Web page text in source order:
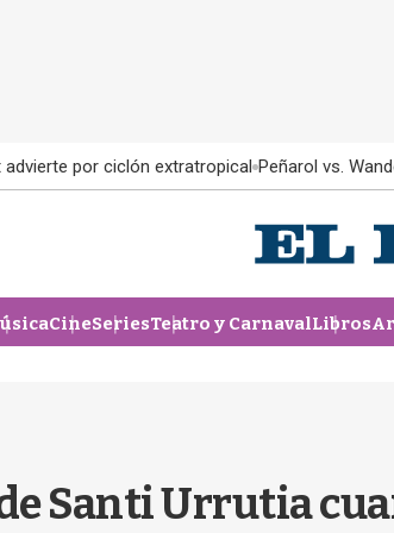
advierte por ciclón extratropical Peñarol vs.
CineSeriesTeatro y CarnavalLibros
Santi Urrutia